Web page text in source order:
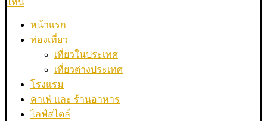
หน้าแรก
ท่องเที่ยว
เที่ยวในประเทศ
เที่ยวต่างประเทศ
โรงแรม
คาเฟ่ และ ร้านอาหาร
ไลฟ์สไตล์